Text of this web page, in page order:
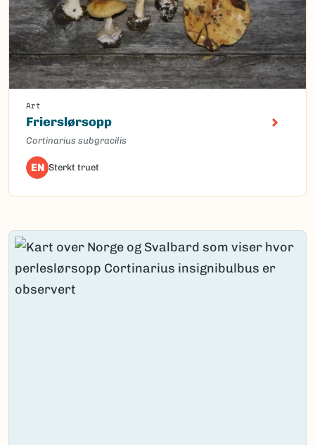
Art
Frierslørsopp
Cortinarius subgracilis
EN Sterkt truet